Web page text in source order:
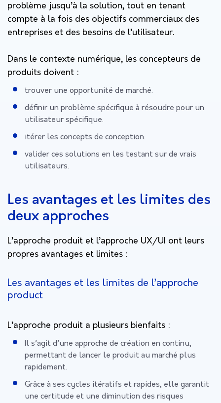
problème jusqu’à la solution, tout en tenant
compte à la fois des objectifs commerciaux des
entreprises et des besoins de l’utilisateur.
Dans le contexte numérique, les concepteurs de
produits doivent :
trouver une opportunité de marché.
définir un problème spécifique à résoudre pour un
utilisateur spécifique.
itérer les concepts de conception.
valider ces solutions en les testant sur de vrais
utilisateurs.
Les avantages et les limites des
deux approches
L’approche produit et l’approche UX/UI ont leurs
propres avantages et limites :
Les avantages et les limites de l’approche
product
L’approche produit a plusieurs bienfaits :
Il s’agit d’une approche de création en continu,
permettant de lancer le produit au marché plus
rapidement.
Grâce à ses cycles itératifs et rapides, elle garantit
une certitude et une diminution des risques